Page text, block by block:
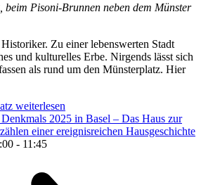
beim Pisoni-Brunnen neben dem Münster
Zu einer lebenswerten Stadt
und kulturelles Erbe. Nirgends lässt sich
als rund um den Münsterplatz. Hier
weiterlesen
- 11:45